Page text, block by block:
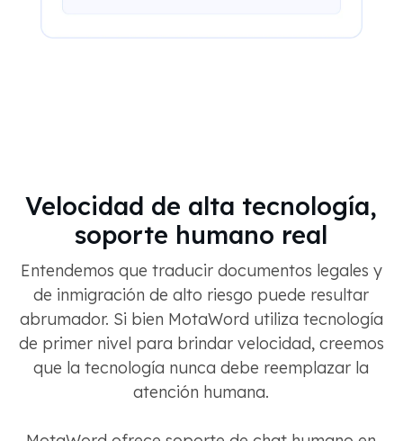
Velocidad de alta tecnología,
soporte humano real
Entendemos que traducir documentos legales y
de inmigración de alto riesgo puede resultar
abrumador. Si bien MotaWord utiliza tecnología
de primer nivel para brindar velocidad, creemos
que la tecnología nunca debe reemplazar la
atención humana.